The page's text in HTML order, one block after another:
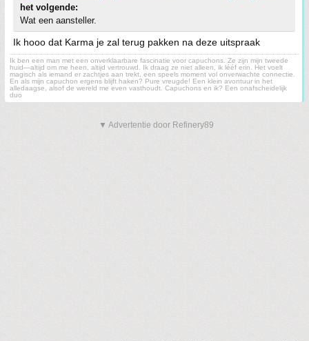
het volgende:
Wat een aansteller.
Ik hooo dat Karma je zal terug pakken na deze uitspraak
Ik ben een man met een onverklaarbare fascinatie voor capuchons. Ze zijn mijn tweede
huid—altijd om me heen, altijd vertrouwd. Ik draag ze niet alleen, ik lééf erin. Het voelt
magisch als iemand er zachtjes aan trekt, een speels moment vol onverwachte connectie.
En als mijn capuchon ergens blijft haken? Pure vreugde! Een klein avontuur in het
alledaagse, alsof de wereld me even vasthoudt. Capuchons en ik? Een onafscheidelijk
duo
▼ Advertentie door Refinery89